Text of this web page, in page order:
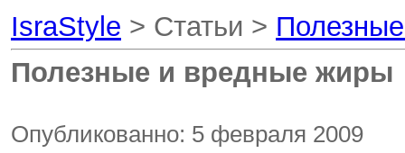
IsraStyle > Статьи >
Полезные и вредные жиры
Опубликованно: 5 февраля 2009